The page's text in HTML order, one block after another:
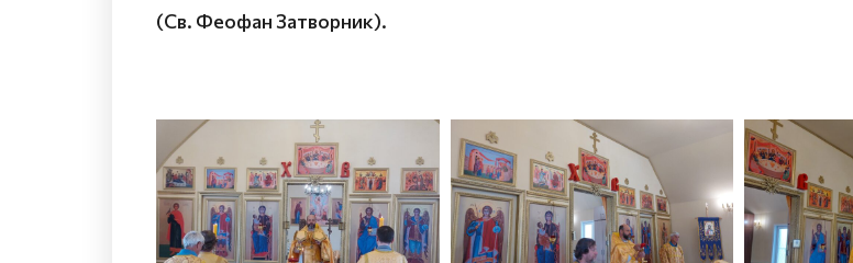
(Св. Феофан Затворник).